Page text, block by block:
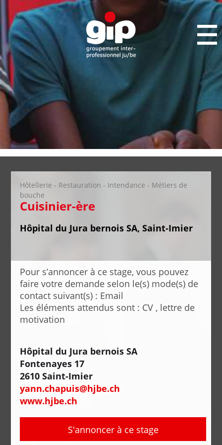
Hôtellerie - Restauration - Intendance - Métiers de
bouche
Cuisinier-ère
Hôpital du Jura bernois SA, Saint-Imier
Pour s’annoncer à ce stage, vous pouvez
faire votre demande selon le(s) mode(s) de
contact suivant(s) : Email
Les éléments attendus sont : CV , lettre de
motivation
Hôpital du Jura bernois SA
Fontenayes 17
2610 Saint-Imier
yann.chapuis@hjbe.ch
www.hjbe.ch
S'annoncer à ce stage